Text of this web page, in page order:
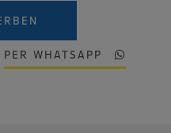
PER WHATSAPP